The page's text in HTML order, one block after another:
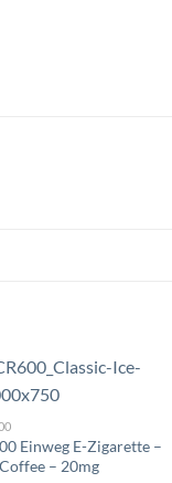
Einweg E-Zigarette –
– 20mg